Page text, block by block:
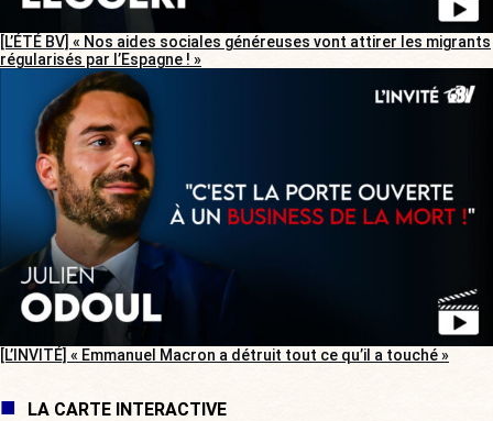
[L’ÉTÉ BV] « Nos aides sociales généreuses vont attirer les migrants
régularisés par l’Espagne ! »
[L’INVITÉ] « Emmanuel Macron a détruit tout ce qu’il a touché »
LA CARTE INTERACTIVE